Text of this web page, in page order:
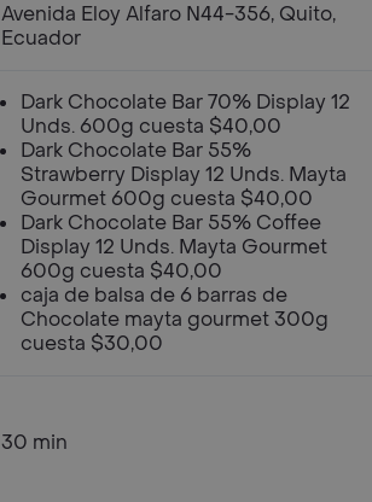
Avenida Eloy Alfaro N44-356, Quito,
Ecuador
Dark Chocolate Bar 70% Display 12
Unds. 600g cuesta $40,00
Dark Chocolate Bar 55%
Strawberry Display 12 Unds. Mayta
Gourmet 600g cuesta $40,00
Dark Chocolate Bar 55% Coffee
Display 12 Unds. Mayta Gourmet
600g cuesta $40,00
caja de balsa de 6 barras de
Chocolate mayta gourmet 300g
cuesta $30,00
30 min